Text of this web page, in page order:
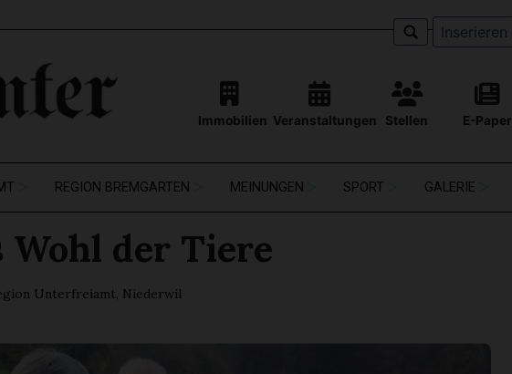
Inserieren
Immobilien Veranstaltungen Stellen E-Paper
REGION BREMGARTEN MEINUNGEN SPORT GALERIE
Wohl der Tiere
Unterfreiamt, Niederwil